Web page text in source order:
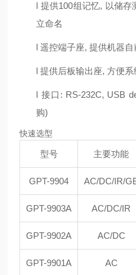
l 提供100组记忆, 以储存
立命名
l遥控端子座, 提供机器
l提供后板输出座, 方便
l 接口 : RS-232C, USB
购)
快速选型
型号 主要功能
GPT-9904 AC/DC/IR/
GPT-9903A AC/DC/IR
GPT-9902A AC/DC
GPT-9901A AC